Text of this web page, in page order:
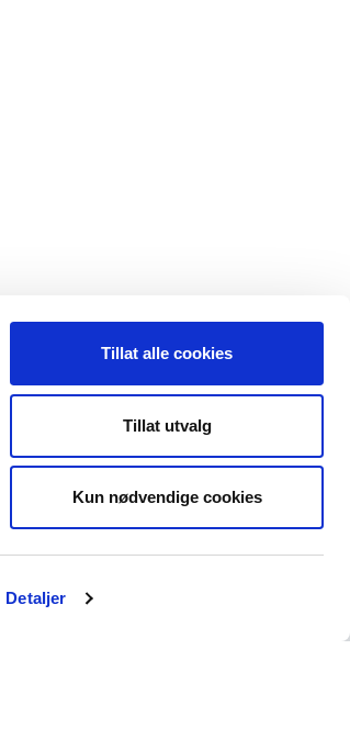
Detaljer
Tillat alle cookies
Tillat utvalg
Kun nødvendige cookies
Leveranseområder
Elektroinstallasjon
Elforsyning